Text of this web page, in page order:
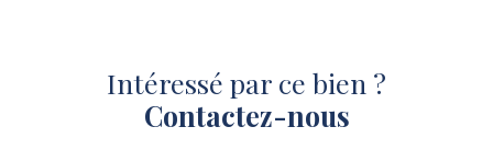
Intéressé par ce bien ?
Contactez-nous